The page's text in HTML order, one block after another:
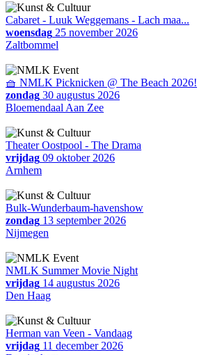
Cabaret - Luuk Weggemans - Lach maa...
woensdag 25 november 2026
Zaltbommel
🧺 NMLK Picknicken @ The Beach 2026!
zondag 30 augustus 2026
Bloemendaal Aan Zee
Theater Oostpool - The Drama
vrijdag 09 oktober 2026
Arnhem
Bulk-Wunderbaum-havenshow
zondag 13 september 2026
Nijmegen
NMLK Summer Movie Night
vrijdag 14 augustus 2026
Den Haag
Herman van Veen - Vandaag
vrijdag 11 december 2026